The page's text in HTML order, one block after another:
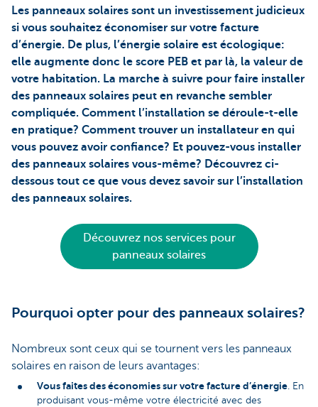
Les panneaux solaires sont un investissement judicieux
si vous souhaitez économiser sur votre facture
d’énergie. De plus, l’énergie solaire est écologique:
elle augmente donc le score PEB et par là, la valeur de
votre habitation. La marche à suivre pour faire installer
des panneaux solaires peut en revanche sembler
compliquée. Comment l’installation se déroule-t-elle
en pratique? Comment trouver un installateur en qui
vous pouvez avoir confiance? Et pouvez-vous installer
des panneaux solaires vous-même? Découvrez ci-
dessous tout ce que vous devez savoir sur l’installation
des panneaux solaires.
Découvrez nos services pour
panneaux solaires
Pourquoi opter pour des panneaux solaires?
Nombreux sont ceux qui se tournent vers les panneaux
solaires en raison de leurs avantages:
Vous faites des économies sur votre facture d’énergie. En
produisant vous-même votre électricité avec des